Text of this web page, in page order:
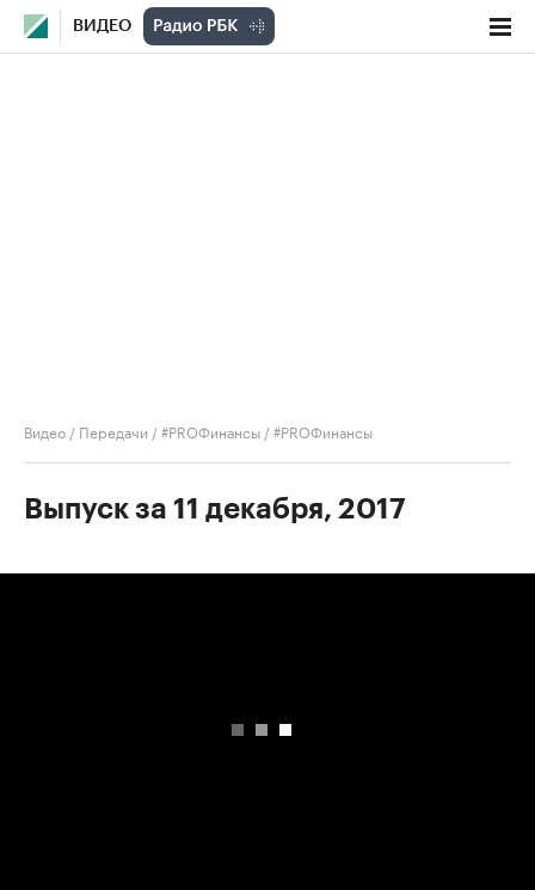
ВИДЕО
Видео / Передачи /#PROФинансы /#PROФинансы
Выпуск за 11 декабря, 2017